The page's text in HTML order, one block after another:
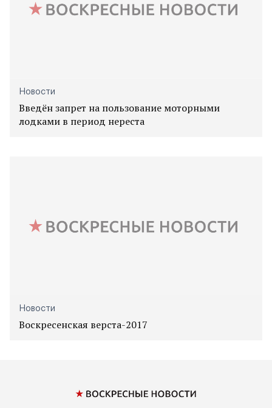
Новости
Введён запрет на пользование моторными
лодками в период нереста
Новости
Воскресенская верста-2017